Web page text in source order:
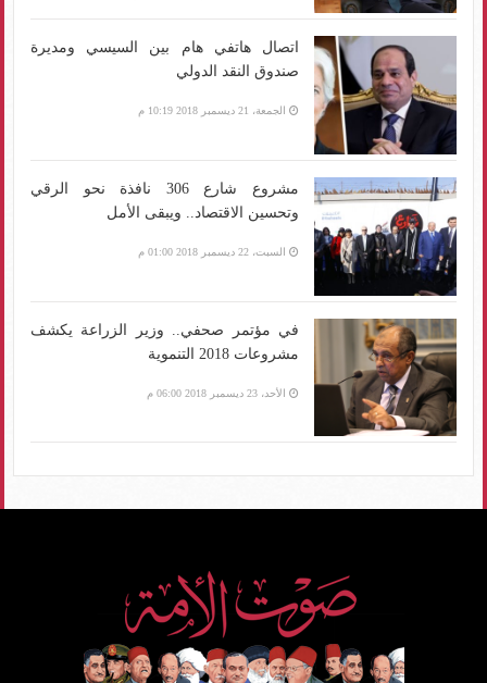
اتصال هاتفي هام بين السيسي ومديرة
صندوق النقد الدولي
الجمعة، 21 ديسمبر 2018 10:19 م
مشروع شارع 306 نافذة نحو الرقي
وتحسين الاقتصاد.. ويبقى الأمل
السبت، 22 ديسمبر 2018 01:00 م
في مؤتمر صحفي.. وزير الزراعة يكشف
مشروعات 2018 التنموية
الأحد، 23 ديسمبر 2018 06:00 م